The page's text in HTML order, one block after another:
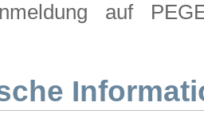
auf